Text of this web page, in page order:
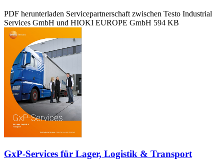
PDF herunterladen Servicepartnerschaft zwischen Testo Industrial
Services GmbH und HIOKI EUROPE GmbH 594 KB
GxP-Services für Lager, Logistik & Transport